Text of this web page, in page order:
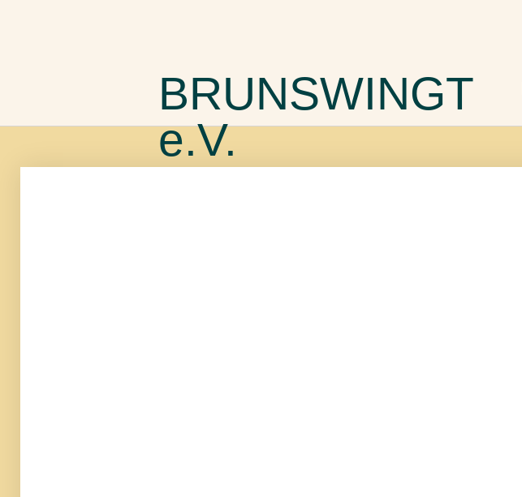
BRUNSWINGT
e.V.